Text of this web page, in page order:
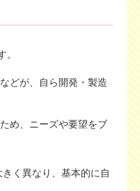
どが、自ら開発・製造
め、ニーズや要望をブ
く異なり、基本的に自